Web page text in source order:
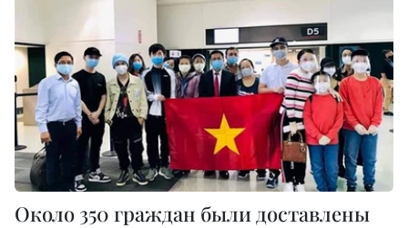
Около 350 граждан были доставлены